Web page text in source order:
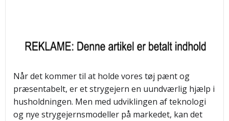
Når det kommer til at holde vores tøj pænt og
præsentabelt, er et strygejern en uundværlig hjælp i
husholdningen. Men med udviklingen af teknologi
og nye strygejernsmodeller på markedet, kan det